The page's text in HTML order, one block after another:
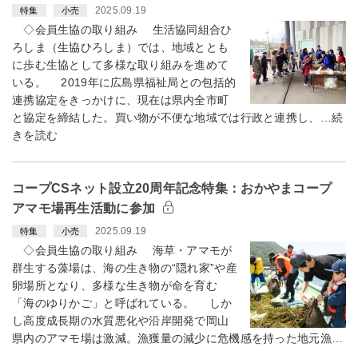
特集 小売 2025.09.19
◇会員生協の取り組み 生活協同組合ひ
ろしま（生協ひろしま）では、地域ととも
に歩む生協として多様な取り組みを進めて
いる。 2019年に広島県福祉局との包括的
連携協定をきっかけに、現在は県内全市町
と協定を締結した。買い物が不便な地域では行政と連携し、…続
きを読む
コープCSネット設立20周年記念特集：おかやまコープ
アマモ場再生活動に参加
特集 小売 2025.09.19
◇会員生協の取り組み 海草・アマモが
群生する藻場は、海の生き物の“隠れ家”や産
卵場所となり、多様な生き物が命を育む
「海のゆりかご」と呼ばれている。 しか
し高度成長期の水質悪化や沿岸開発で岡山
県内のアマモ場は激減。漁獲量の減少に危機感を持った地元漁…